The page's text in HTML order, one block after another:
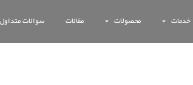
خدمات محصولات مقالات سوالات متداول